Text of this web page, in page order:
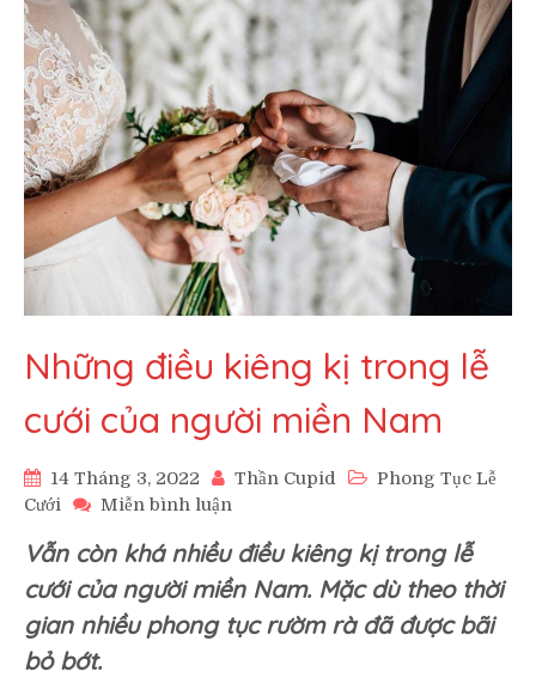
Những điều kiêng kị trong lễ
cưới của người miền Nam
14 Tháng 3, 2022 Thần Cupid
Phong Tục Lễ
Cưới
Miễn bình luận
điều
kiêng
kị
trong
Vẫn còn khá nhiều điều kiêng kị trong lễ
cưới của người miền Nam. Mặc dù theo thời
gian nhiều phong tục rườm rà đã được bãi
bỏ bớt.